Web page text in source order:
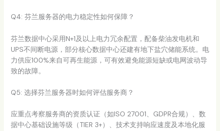
Q4: 芬兰服务器的电力稳定性如何保障？
芬兰数据中心采用N+1及以上电力冗余配置，配备柴油发电机和
UPS不间断电源，部分核心数据中心还建有地下盐穴储能系统。电
力供应100%来自可再生能源，可有效避免能源短缺或电网波动导
致的故障。
Q5: 选择芬兰服务器时如何评估服务商？
应重点考察服务商的资质认证（如ISO 27001、GDPR合规）、数
据中心基础设施等级（TIER 3+）、技术支持响应速度及本地化服